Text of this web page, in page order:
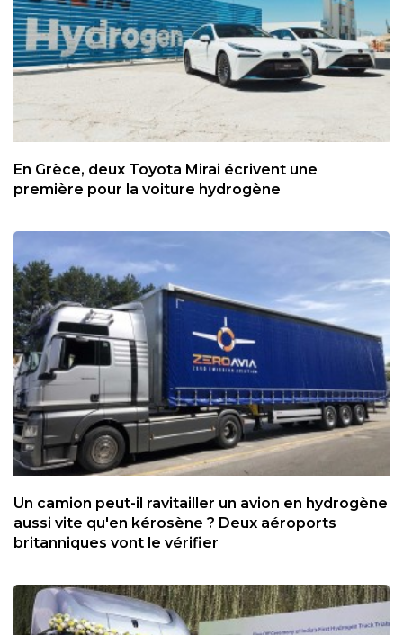
En Grèce, deux Toyota Mirai écrivent une
première pour la voiture hydrogène
Un camion peut-il ravitailler un avion en hydrogène
aussi vite qu'en kérosène ? Deux aéroports
britanniques vont le vérifier